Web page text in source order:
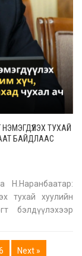
ТУХАЙ
БАЙДЛААС
Н.Наранбаатар:
тухай хуулийн
бэлдүүлэхээр
Next »